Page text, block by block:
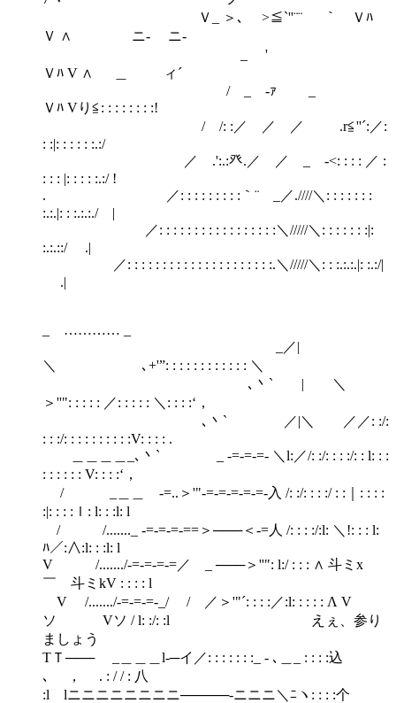
Ｖ_ ＞､ >≦`''¨¨ ｀ Ｖﾊ
Ｖ ∧ ニ- ニ-
_ ゝ'
Ｖﾊ V ∧ ＿ ィ´
/ _ -ｧ _
Ｖﾊ Vり≦: : : : : : : :!
/ /: :／ ／ ／ .r≦''´:／:
: :|: : : : : :.:/
／ゝ.':.:癶.／ ／ _ -<: : : : ／ :
: : : |: : : : :.:/ !
. ／: : : : : : : : :｀¨ゝ_／.////＼: : : : : : :
:.:.|: : :.:.:./ |
／: : : : : : : : : : : : : : : : :＼/////＼: : : : : : :|:
:.:.::/ .|
／: : : : : : : : : : : : : : : : : : : : :.＼/////＼: : :.:.:.|: :.:/|
.|
_ ………… _
_／|
＼ ､+'”: : : : : : : : : : : : ＼
､丶` | ＼
＞''": : : : : ／: : : : : ＼: : : :‘，
､丶` ／|＼ ／／: :/:
: : :/: : : : : : : : : :V: : : : .
＿＿＿＿_､丶` _ -=-=-=- ＼l:／/: :/: : : :/: : l: : :
: : : : : : V: : : :‘，
/ _＿＿ -=..＞'"-=-=-=-=-=-入 /: :/: : : :/ : :｜: : : :
:|: : : :ｌ: l: : :l: l
/ /......._ -=-=-=-==＞───＜-=人 /: : : :/:l: ＼!: : : l:
ﾊ／:∧:l: : :l: l
V /......./-=-=-=-=／ _ ───＞''": l:/ : : : ∧ 斗ミx
￣ 斗ミkV : : : : l
V /......./-=-=-=-_/ / ／＞'"´: : : :／:l: : : : : Λ V
ソ Vソ / l: :/: :l えぇ、参り
ましょう
TＴ─── _＿＿＿l‐─イ／: : : : : : :_ - ､＿_ : : : :込
､ ， . : / / : 八
:l lニニニニニニニニ─────‐ニニニ＼ﾆヽ: : : :个